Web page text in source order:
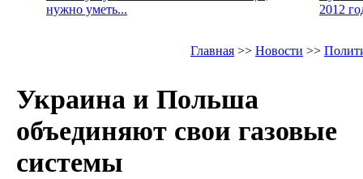
нужно уметь...
2012
Главная >> Новости >>
Украина и Польша
объединяют свои газовые
системы